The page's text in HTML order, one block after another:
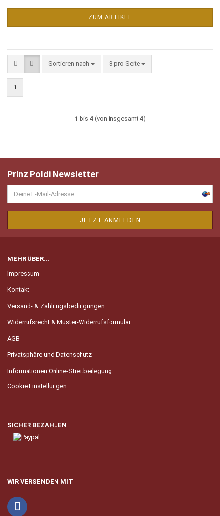
ZUM ARTIKEL
Sortieren nach
Sortieren nach 8 pro Seite
pro Seite
1
1 bis 4(von insgesamt 4)
Prinz Poldi Newsletter
MEHR ÜBER...
Impressum
Kontakt
Versand- & Zahlungsbedingungen
Widerrufsrecht & Muster-Widerrufsformular
AGB
Privatsphäre und Datenschutz
Informationen Online-Streitbeilegung
Cookie Einstellungen
SICHER BEZAHLEN
WIR VERSENDEN MIT